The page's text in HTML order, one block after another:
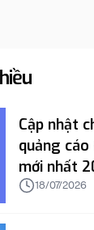
Cập nhật
quảng cáo
mới nhất
18/07/2026